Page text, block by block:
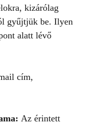
kizárólag
gyűjtjük be. Ilyen
alatt lévő
cím,
Az érintett